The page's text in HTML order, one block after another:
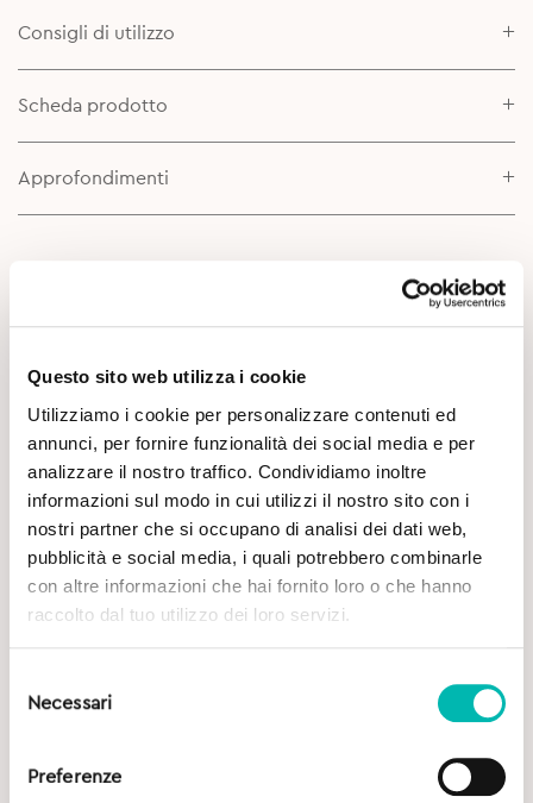
Questo sito web utilizza i cookie
Utilizziamo i cookie per personalizzare contenuti ed
annunci, per fornire funzionalità dei social media e per
analizzare il nostro traffico. Condividiamo inoltre
informazioni sul modo in cui utilizzi il nostro sito con i
nostri partner che si occupano di analisi dei dati web,
pubblicità e social media, i quali potrebbero combinarle
con altre informazioni che hai fornito loro o che hanno
raccolto dal tuo utilizzo dei loro servizi.
delNecessari
Preferenze
Consigli di utilizzo
Scheda prodotto
Approfondimenti
Potrebbe Interessarti